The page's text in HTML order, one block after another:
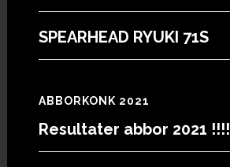
SPEARHEAD RYUKI 71S
ABBORKONK 2021
Resultater abbor 2021 !!!!